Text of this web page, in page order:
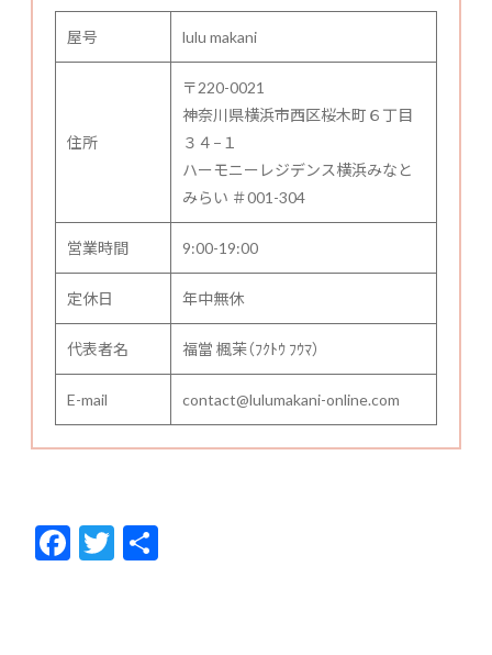
屋号 lulu makani
住所
〒220-0021
神奈川県横浜市西区桜木町６丁目
３４−１
ハーモニーレジデンス横浜みなと
みらい ＃001-304
営業時間 9:00-19:00
定休日 年中無休
代表者名 福當 楓茉（ﾌｸﾄｳ ﾌｳﾏ）
E-mail contact@lulumakani-online.com
F
ac
T
w